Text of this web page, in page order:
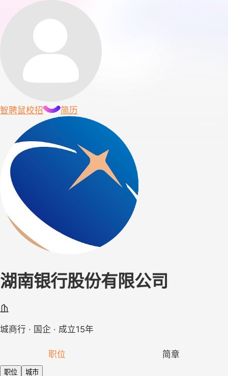
智聘鼠校招 简历
湖南银行股份有限公司
城商行 · 国企 · 成立15年
职位 简章
职位 城市